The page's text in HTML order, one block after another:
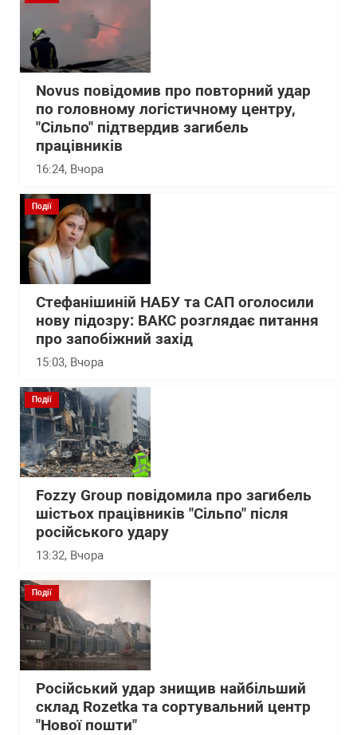
Novus повідомив про повторний удар
по головному логістичному центру,
"Сільпо" підтвердив загибель
працівників
16:24, Вчора
Події
Стефанішиній НАБУ та САП оголосили
нову підозру: ВАКС розглядає питання
про запобіжний захід
15:03, Вчора
Події
Fozzy Group повідомила про загибель
шістьох працівників "Сільпо" після
російського удару
13:32, Вчора
Події
Російський удар знищив найбільший
склад Rozetka та сортувальний центр
"Нової пошти"